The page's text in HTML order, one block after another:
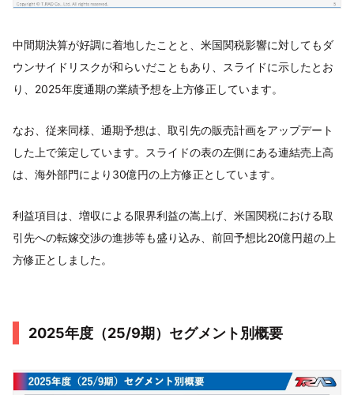
中間期決算が好調に着地したことと、米国関税影響に対してもダ
ウンサイドリスクが和らいだこともあり、スライドに示したとお
り、2025年度通期の業績予想を上方修正しています。
なお、従来同様、通期予想は、取引先の販売計画をアップデート
した上で策定しています。スライドの表の左側にある連結売上高
は、海外部門により30億円の上方修正としています。
利益項目は、増収による限界利益の嵩上げ、米国関税における取
引先への転嫁交渉の進捗等も盛り込み、前回予想比20億円超の上
方修正としました。
2025年度（25/9期）セグメント別概要